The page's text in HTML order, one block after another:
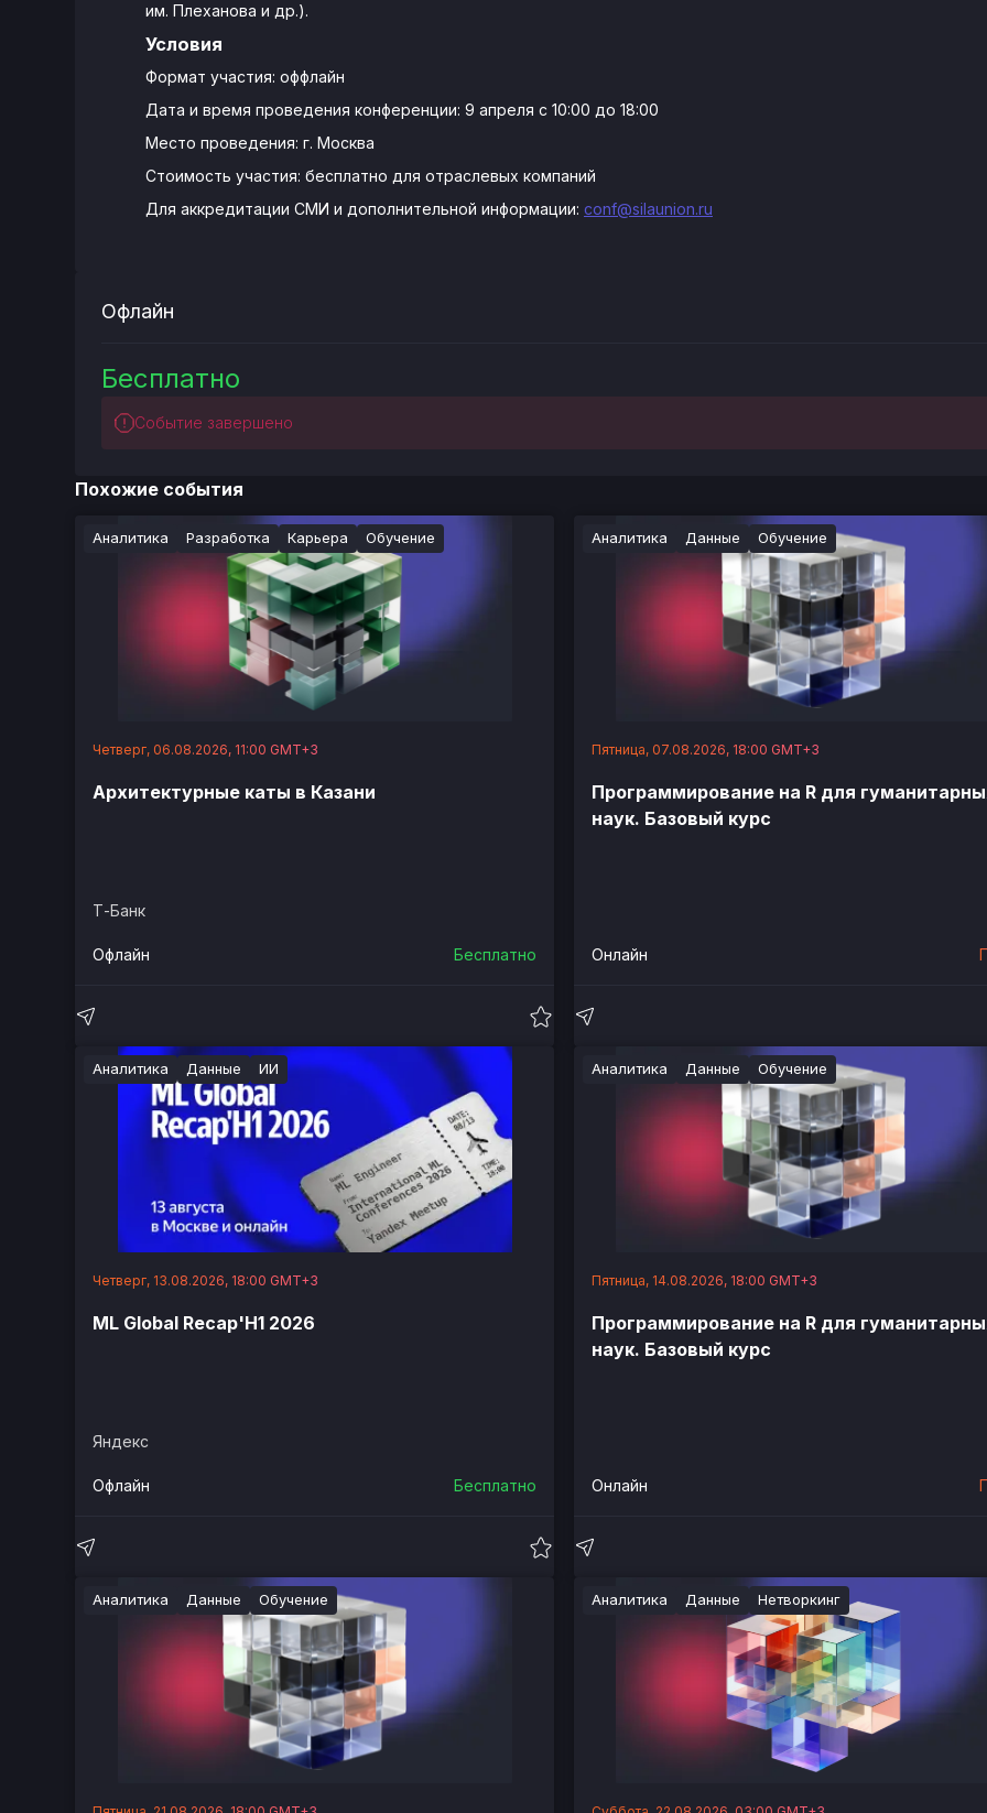
им. Плеханова и др.).
Условия
Формат участия: оффлайн
Дата и время проведения конференции: 9 апреля с 10:00 до 18:00
Место проведения: г. Москва
Стоимость участия: бесплатно для отраслевых компаний
Для аккредитации СМИ и дополнительной информации: conf@silaunion.ru
Офлайн
Бесплатно
Событие завершено
Похожие события
Аналитика Разработка Карьера Обучение
Четверг, 06.08.2026, 11:00 GMT+3
Архитектурные каты в Казани
Т-Банк
Офлайн Бесплатно
Аналитика Данные Обучение
Пятница, 07.08.2026, 18:00 GMT+3
Программирование на R для
наук. Базовый курс
Онлайн
Аналитика Данные ИИ
Четверг, 13.08.2026, 18:00 GMT+3
ML Global Recap'H1 2026
Яндекс
Офлайн Бесплатно
Аналитика Данные Обучение
Пятница, 14.08.2026, 18:00 GMT+3
Программирование на R для
наук. Базовый курс
Онлайн
Аналитика Данные Обучение Аналитика Данные Нетворкинг